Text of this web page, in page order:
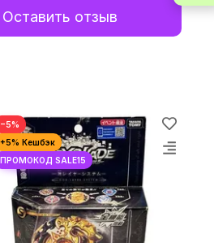
Оставить отзыв
−5%